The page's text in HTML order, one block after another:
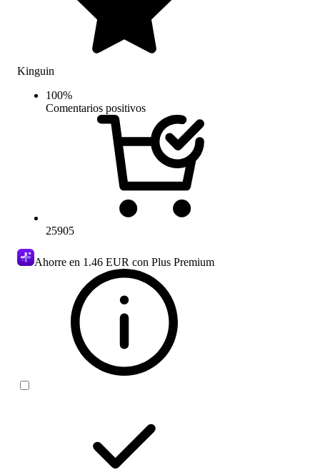
Kinguin
100%
Comentarios positivos
25905
Ahorre en 1.46 EUR con Plus Premium